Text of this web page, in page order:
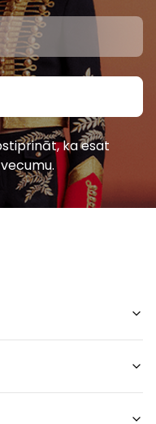
ka esat